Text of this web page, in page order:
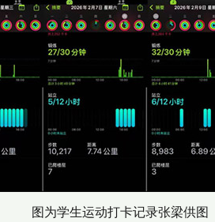
图为学生运动打卡记录张梁供图